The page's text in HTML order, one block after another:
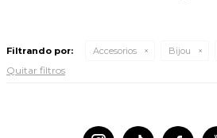
Filtrando por: Accesorios Bijou
Quitar filtros